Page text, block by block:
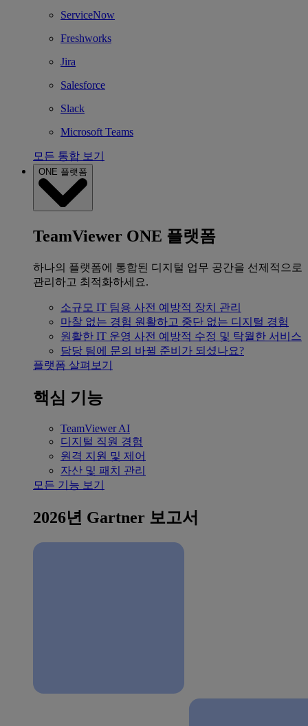
ServiceNow
Freshworks
Jira
Salesforce
Slack
Microsoft Teams
모든 통합 보기
ONE 플랫폼
TeamViewer ONE 플랫폼
하나의 플랫폼에 통합된 디지털 업무 공간을 선제적으로
관리하고 최적화하세요.
소규모 IT 팀용 사전 예방적 장치 관리
마찰 없는 경험 원활하고 중단 없는 디지털 경험
원활한 IT 운영 사전 예방적 수정 및 탁월한 서비스
담당 팀에 문의 바뀔 준비가 되셨나요?
플랫폼 살펴보기
핵심 기능
TeamViewer AI
디지털 직원 경험
원격 지원 및 제어
자산 및 패치 관리
모든 기능 보기
2026년 Gartner 보고서